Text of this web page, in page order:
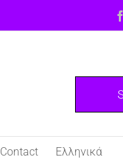
Contact Ελληνικά